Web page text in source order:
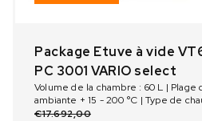
Package Etuve à vide
PC 3001 VARIO select
Volume de la chambre : 60 L |
ambiante + 15 - 200 °C | Type de
€17.692,00